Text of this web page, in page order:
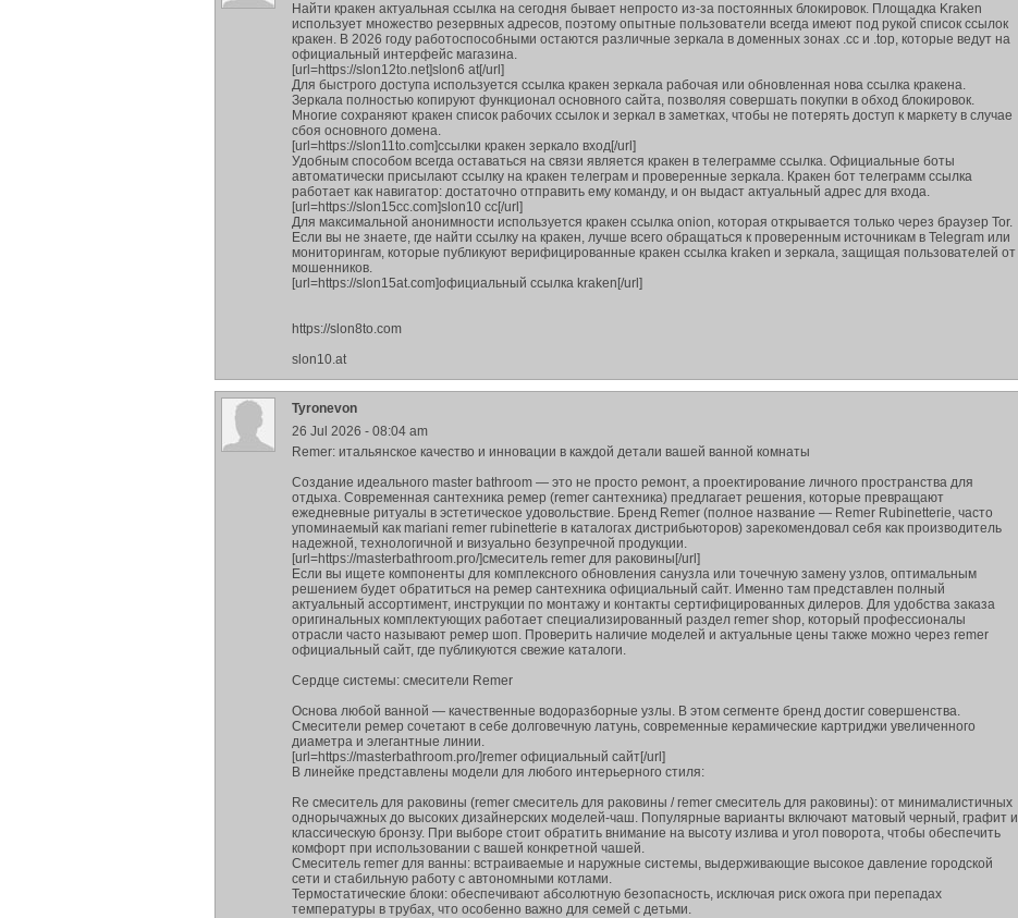
Найти кракен актуальная ссылка на сегодня бывает непросто из-за постоянных блокировок. Площадка Kraken
использует множество резервных адресов, поэтому опытные пользователи всегда имеют под рукой список ссылок
кракен. В 2026 году работоспособными остаются различные зеркала в доменных зонах .cc и .top, которые ведут на
официальный интерфейс магазина.
[url=https://slon12to.net]slon6 at[/url]
Для быстрого доступа используется ссылка кракен зеркала рабочая или обновленная нова ссылка кракена.
Зеркала полностью копируют функционал основного сайта, позволяя совершать покупки в обход блокировок.
Многие сохраняют кракен список рабочих ссылок и зеркал в заметках, чтобы не потерять доступ к маркету в случае
сбоя основного домена.
[url=https://slon11to.com]ссылки кракен зеркало вход[/url]
Удобным способом всегда оставаться на связи является кракен в телеграмме ссылка. Официальные боты
автоматически присылают ссылку на кракен телеграм и проверенные зеркала. Кракен бот телеграмм ссылка
работает как навигатор: достаточно отправить ему команду, и он выдаст актуальный адрес для входа.
[url=https://slon15cc.com]slon10 cc[/url]
Для максимальной анонимности используется кракен ссылка onion, которая открывается только через браузер Tor.
Если вы не знаете, где найти ссылку на кракен, лучше всего обращаться к проверенным источникам в Telegram или
мониторингам, которые публикуют верифицированные кракен ссылка kraken и зеркала, защищая пользователей от
мошенников.
[url=https://slon15at.com]официальный ссылка kraken[/url]
https://slon8to.com
slon10.at
Tyronevon
26 Jul 2026 - 08:04 am
Remer: итальянское качество и инновации в каждой детали вашей ванной комнаты
Создание идеального master bathroom — это не просто ремонт, а проектирование личного пространства для
отдыха. Современная сантехника ремер (remer сантехника) предлагает решения, которые превращают
ежедневные ритуалы в эстетическое удовольствие. Бренд Remer (полное название — Remer Rubinetterie, часто
упоминаемый как mariani remer rubinetterie в каталогах дистрибьюторов) зарекомендовал себя как производитель
надежной, технологичной и визуально безупречной продукции.
[url=https://masterbathroom.pro/]смеситель remer для раковины[/url]
Если вы ищете компоненты для комплексного обновления санузла или точечную замену узлов, оптимальным
решением будет обратиться на ремер сантехника официальный сайт. Именно там представлен полный
актуальный ассортимент, инструкции по монтажу и контакты сертифицированных дилеров. Для удобства заказа
оригинальных комплектующих работает специализированный раздел remer shop, который профессионалы
отрасли часто называют ремер шоп. Проверить наличие моделей и актуальные цены также можно через remer
официальный сайт, где публикуются свежие каталоги.
Сердце системы: смесители Remer
Основа любой ванной — качественные водоразборные узлы. В этом сегменте бренд достиг совершенства.
Смесители ремер сочетают в себе долговечную латунь, современные керамические картриджи увеличенного
диаметра и элегантные линии.
[url=https://masterbathroom.pro/]remer официальный сайт[/url]
В линейке представлены модели для любого интерьерного стиля:
Re смеситель для раковины (remer смеситель для раковины / remer смеситель для раковины): от минималистичных
однорычажных до высоких дизайнерских моделей-чаш. Популярные варианты включают матовый черный, графит и
классическую бронзу. При выборе стоит обратить внимание на высоту излива и угол поворота, чтобы обеспечить
комфорт при использовании с вашей конкретной чашей.
Смеситель remer для ванны: встраиваемые и наружные системы, выдерживающие высокое давление городской
сети и стабильную работу с автономными котлами.
Термостатические блоки: обеспечивают абсолютную безопасность, исключая риск ожога при перепадах
температуры в трубах, что особенно важно для семей с детьми.